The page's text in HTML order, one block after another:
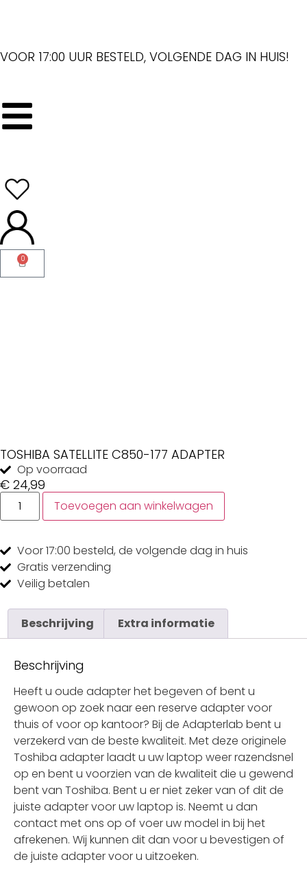
VOOR 17:00 UUR BESTELD, VOLGENDE DAG IN HUIS!
0
TOSHIBA SATELLITE C850-177 ADAPTER
Op voorraad
€ 24,99
Toevoegen aan winkelwagen
Voor 17:00 besteld, de volgende dag in huis
Gratis verzending
Veilig betalen
Beschrijving Extra informatie
Beschrijving
Heeft u oude adapter het begeven of bent u
gewoon op zoek naar een reserve adapter voor
thuis of voor op kantoor? Bij de Adapterlab bent u
verzekerd van de beste kwaliteit. Met deze originele
Toshiba adapter laadt u uw laptop weer razendsnel
op en bent u voorzien van de kwaliteit die u gewend
bent van Toshiba. Bent u er niet zeker van of dit de
juiste adapter voor uw laptop is. Neemt u dan
contact met ons op of voer uw model in bij het
afrekenen. Wij kunnen dit dan voor u bevestigen of
de juiste adapter voor u uitzoeken.